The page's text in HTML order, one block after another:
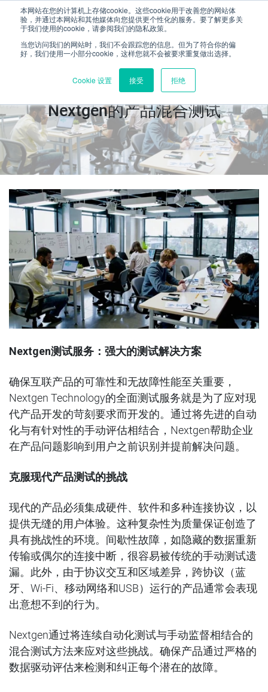
本网站在您的计算机上存储cookie。这些cookie用于改善您的网站体
验，并通过本网站和其他媒体向您提供更个性化的服务。要了解更多关
于我们使用的cookie，请参阅我们的隐私政策。
当您访问我们的网站时，我们不会跟踪您的信息。但为了符合你的偏
好，我们使用一小部分cookie，这样您就不会被要求重复做出选择。
Cookie 设置 接受 拒绝
Nextgen的产品混合测试
Nextgen测试服务：强大的测试解决方案
确保互联产品的可靠性和无故障性能至关重要，
Nextgen Technology的全面测试服务就是为了应对现
代产品开发的苛刻要求而开发的。通过将先进的自动
化与有针对性的手动评估相结合， Nextgen帮助企业
在产品问题影响到用户之前识别并提前解决问题。
克服现代产品测试的挑战
现代的产品必须集成硬件、软件和多种连接协议，以
提供无缝的用户体验。这种复杂性为质量保证创造了
具有挑战性的环境。间歇性故障，如隐藏的数据重新
传输或偶尔的连接中断，很容易被传统的手动测试遗
漏。此外，由于协议交互和区域差异，跨协议（蓝
牙、Wi-Fi、移动网络和USB）运行的产品通常会表现
出意想不到的行为。
Nextgen通过将连续自动化测试与手动监督相结合的
混合测试方法来应对这些挑战。确保产品通过严格的
数据驱动评估来检测和纠正每个潜在的故障。